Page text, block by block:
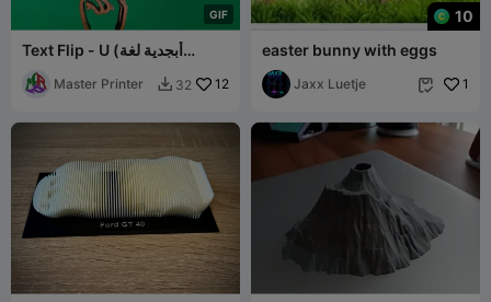
GIF
Text Flip - U (أبجدية لغة
Master Printer  32 12
10
easter bunny with eggs
Jaxx Luetje  1